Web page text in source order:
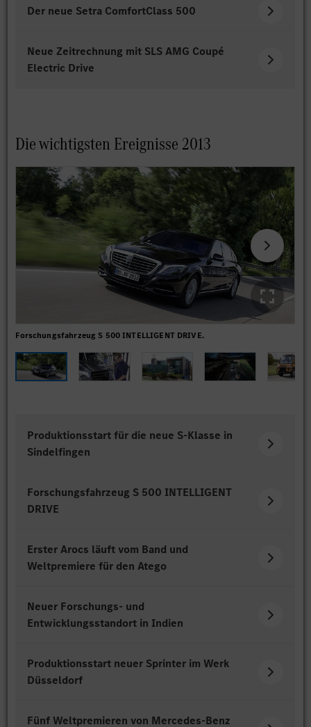
Der neue Setra ComfortClass 500
Neue Zeitrechnung mit SLS AMG Coupé
Electric Drive
Die wichtigsten Ereignisse 2013
Forschungsfahrzeug S 500 INTELLIGENT DRIVE.
Produktionsstart für die neue S-Klasse in
Sindelfingen
Forschungsfahrzeug S 500 INTELLIGENT
DRIVE
Erster Arocs läuft vom Band und
Weltpremiere für den Atego
Neuer Forschungs- und
Entwicklungsstandort in Indien
Produktionsstart neuer Sprinter im Werk
Düsseldorf
Fünf Weltpremieren von Mercedes-Benz